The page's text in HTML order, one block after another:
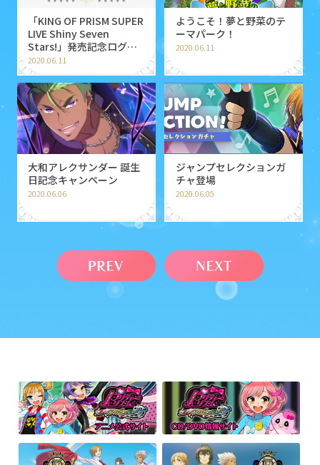
「KING OF PRISM SUPER
LIVE Shiny Seven
Stars!」発売記念ログイ
ンボーナスのお知らせ
2020.06.11
ようこそ！夢と野菜のテ
ーマパーク！
2020.06.11
大和アレクサンダー 誕生
日記念キャンペーン
2020.06.06
ジャンプセレクションガ
チャ登場
2020.06.05